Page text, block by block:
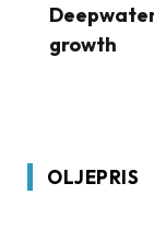
growth
OLJEPRIS